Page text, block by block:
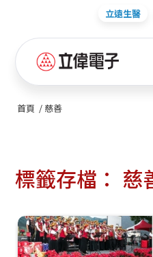
立遠生醫
首頁 / 慈善
標籤存檔： 慈